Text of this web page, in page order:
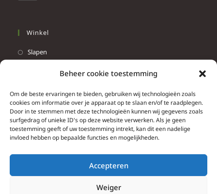
Beheer cookie toestemming
Om de beste ervaringen te bieden, gebruiken wij technologieën zoals
cookies om informatie over je apparaat op te slaan en/of te raadplegen.
Door in te stemmen met deze technologieën kunnen wij gegevens zoals
surfgedrag of unieke ID's op deze website verwerken. Als je geen
toestemming geeft of uw toestemming intrekt, kan dit een nadelige
invloed hebben op bepaalde functies en mogelijkheden.
Accepteren
Weiger
Winkel
Slapen
Info
Contacteer ons
Algemene & bijzondere voorwaarden
Brief herroepingsrecht